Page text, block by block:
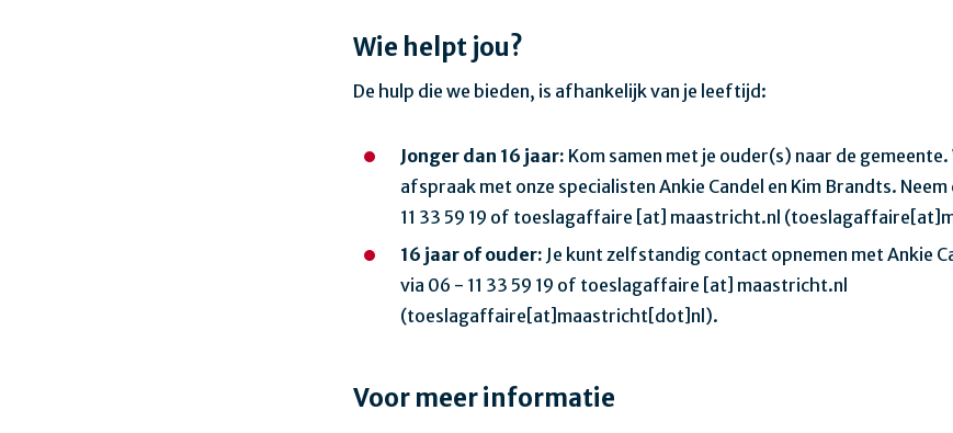
Wie helpt jou?
De hulp die we bieden, is afhankelijk van je leeftijd:
Jonger dan 16 jaar: Kom samen met je ouder(s) naar de gemeente.
afspraak met onze specialisten Ankie Candel en Kim Brandts.
11 33 59 19 of toeslagaffaire [at] maastricht.nl (
16 jaar of ouder: Je kunt zelfstandig contact opnemen met Ankie
via 06 - 11 33 59 19 of toeslagaffaire [at] maastricht.nl
(toeslagaffaire[at]maastricht[dot]nl ).
Voor meer informatie